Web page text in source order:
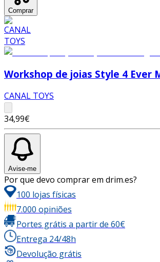
Comprar
Workshop de joias Style 4 Ever
CANAL TOYS
34,99€
Avise-me
Por que devo comprar em drim.es?
100 lojas físicas
7.000 opiniões
Portes grátis a partir de 60€
Entrega 24/48h
Devolução grátis